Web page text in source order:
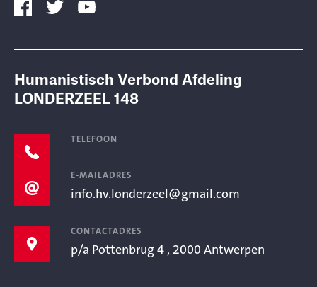
Humanistisch Verbond Afdeling
LONDERZEEL 148
TELEFOON
E-MAILADRES
info.hv.londerzeel@gmail.com
CONTACTADRES
p/a Pottenbrug 4 , 2000 Antwerpen